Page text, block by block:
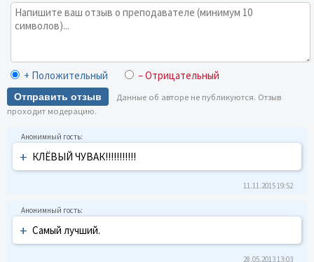
+ Положительный – Отрицательный
Отправить отзыв
Данные об авторе не публикуются. Отзыв
проходит модерацию.
+ КЛЁВЫЙ ЧУВАК!!!!!!!!!!!
11.11.2015 19:52
+ Самый лучший.
28.05.2013 13:03